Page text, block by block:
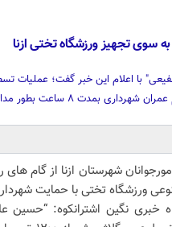
سوی تجهیز ورزشگاه تختی ازنا
بمدت ۸ ساعت بطور مداوم انجام شد.
شهرستان ازنا از گام های
ورزشگاه تختی با حمایت
خبری نگین اشترانکوه: “حسین